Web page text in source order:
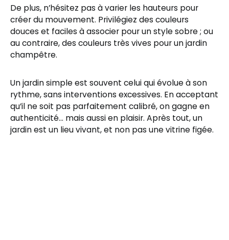
De plus, n’hésitez pas à varier les hauteurs pour
créer du mouvement. Privilégiez des couleurs
douces et faciles à associer pour un style sobre ; ou
au contraire, des couleurs très vives pour un jardin
champêtre.
Un jardin simple est souvent celui qui évolue à son
rythme, sans interventions excessives. En acceptant
qu’il ne soit pas parfaitement calibré, on gagne en
authenticité… mais aussi en plaisir. Après tout, un
jardin est un lieu vivant, et non pas une vitrine figée.